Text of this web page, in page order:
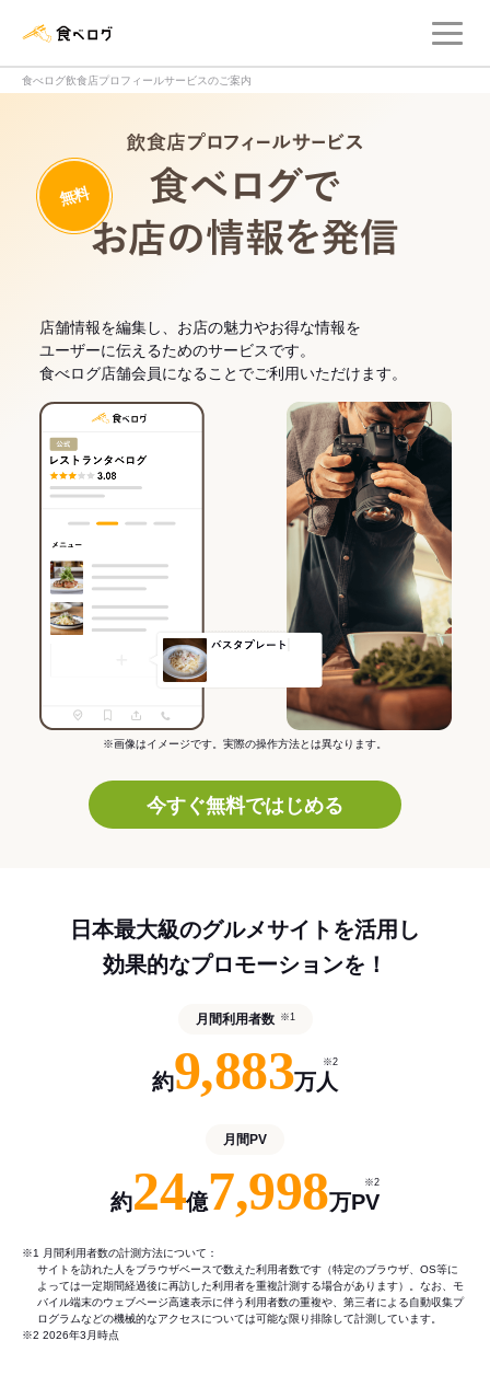
食べログ飲食店プロフィールサービスのご案内
無料
店舗情報を編集し、お店の魅力やお得な情報を
ユーザーに伝えるためのサービスです。
食べログ店舗会員になることでご利用いただけます。
※画像はイメージです。実際の操作方法とは異なります。
今すぐ無料ではじめる
日本最大級のグルメサイトを活用し
効果的なプロモーションを！
月間利用者数 ※1
約9,883万人
※2
月間PV
約24億7,998万PV
※2
※1 月間利用者数の計測方法について：
サイトを訪れた人をブラウザベースで数えた利用者数です（特定のブラウザ、OS等に
よっては一定期間経過後に再訪した利用者を重複計測する場合があります）。なお、モ
バイル端末のウェブページ高速表示に伴う利用者数の重複や、第三者による自動収集プ
ログラムなどの機械的なアクセスについては可能な限り排除して計測しています。
※2 2026年3月時点